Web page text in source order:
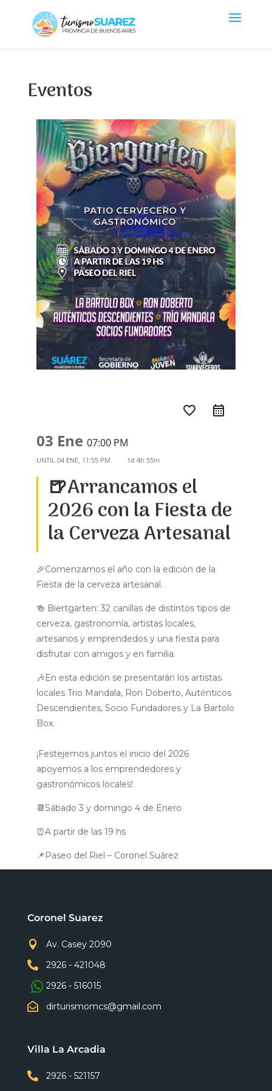
Eventos
favorite_border
03 Ene 07:00 PM
UNTIL 04 ENE, 11:55 PM 1d 4h 55m
🍺Arrancamos el
2026 con la Fiesta de
la Cerveza Artesanal
🎉Comenzamos el año con la edición de la
Fiesta de la cerveza artesanal.
🍻 Biertgarten: 32 canillas de distintos tipos de
cerveza, gastronomía, artistas locales,
artesanos y emprendedos y una fiesta para
disfrutar con amigos y en familia.
🎶En esta edición se presentarán los artistas
locales Trio Mandala, Ron Doberto, Auténticos
Descendientes, Socio Fundadores y La Bartolo
Box.
¡Festejemos juntos el inicio del 2026
apoyemos a los emprendedores y
gastronómicos locales!
📆Sábado 3 y domingo 4 de Enero
⏰A partir de las 19 hs
📌Paseo del Riel – Coronel Suárez
Coronel Suarez

Av. Casey 2090

2926 - 421048
2926 - 516015

dirturismomcs@gmail.com
Villa La Arcadia

2926 - 521157